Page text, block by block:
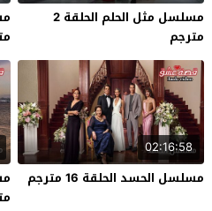
مسلسل مثل الحلم الحلقة 2
مترجم
02:16:58
مسلسل الحسد الحلقة 16 مترجم